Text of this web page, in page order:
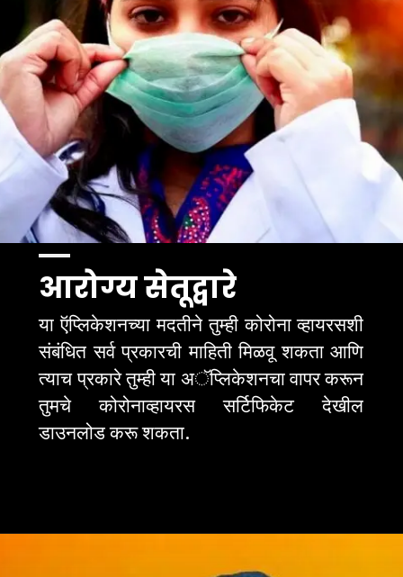
आरोग्य सेतूद्वारे
या ऍप्लिकेशनच्या मदतीने तुम्ही कोरोना व्हायरसशी
संबंधित सर्व प्रकारची माहिती मिळवू शकता आणि
त्याच प्रकारे तुम्ही या अॅप्लिकेशनचा वापर करून
तुमचे कोरोनाव्हायरस सर्टिफिकेट देखील
डाउनलोड करू शकता.